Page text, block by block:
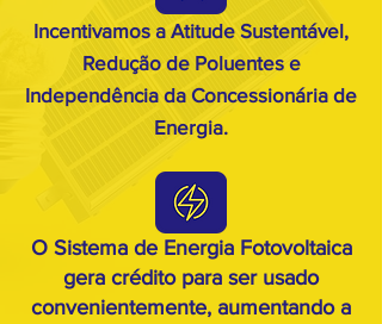
Incentivamos a Atitude Sustentável,
Redução de Poluentes e
Independência da Concessionária de
Energia.
O Sistema de Energia Fotovoltaica
gera crédito para ser usado
convenientemente, aumentando a